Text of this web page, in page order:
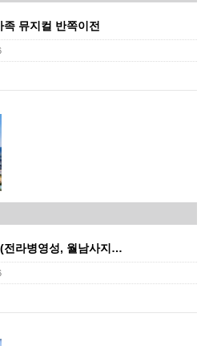
뮤지컬 반쪽이전
전라병영성, 월남사지…